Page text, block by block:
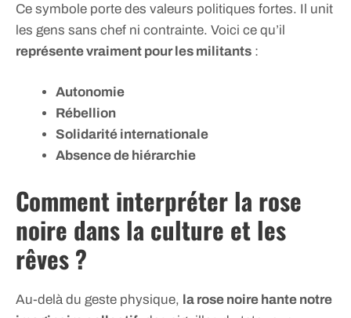
Ce symbole porte des valeurs politiques fortes. Il unit
les gens sans chef ni contrainte. Voici ce qu’il
représente vraiment pour les militants :
Autonomie
Rébellion
Solidarité internationale
Absence de hiérarchie
Comment interpréter la rose
noire dans la culture et les
rêves ?
Au-delà du geste physique, la rose noire hante notre